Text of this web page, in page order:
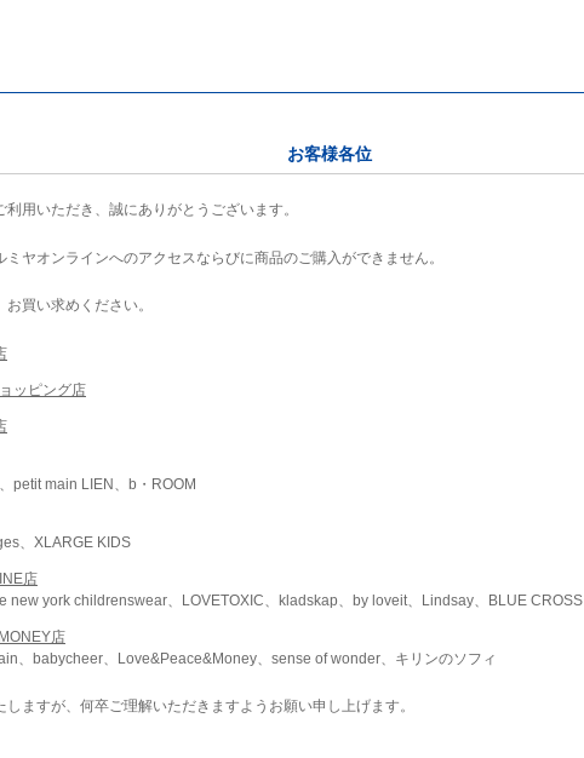
お客様各位
用いただき、誠にありがとうございます。
ヤオンラインへのアクセスならびに商品のご購入ができません。
買い求めください。
ッピング店
petit main LIEN、b・ROOM
、XLARGE KIDS
店
new york childrenswear、LOVETOXIC、kladskap、by loveit、Lindsay、BLUE CROSS
店
、babycheer、Love&Peace&Money、sense of wonder、キリンのソフィ
ますが、何卒ご理解いただきますようお願い申し上げます。